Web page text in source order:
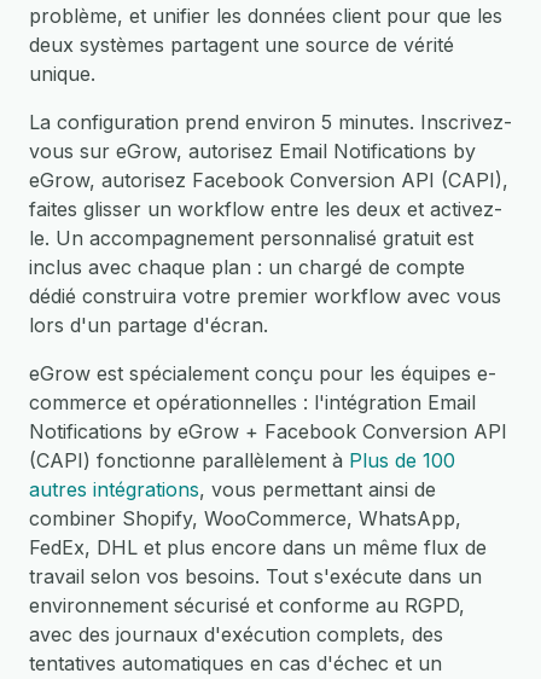
problème, et unifier les données client pour que les
deux systèmes partagent une source de vérité
unique.
La configuration prend environ 5 minutes. Inscrivez-
vous sur eGrow, autorisez Email Notifications by
eGrow, autorisez Facebook Conversion API (CAPI),
faites glisser un workflow entre les deux et activez-
le. Un accompagnement personnalisé gratuit est
inclus avec chaque plan : un chargé de compte
dédié construira votre premier workflow avec vous
lors d'un partage d'écran.
eGrow est spécialement conçu pour les équipes e-
commerce et opérationnelles : l'intégration Email
Notifications by eGrow + Facebook Conversion API
(CAPI) fonctionne parallèlement à Plus de 100
autres intégrations, vous permettant ainsi de
combiner Shopify, WooCommerce, WhatsApp,
FedEx, DHL et plus encore dans un même flux de
travail selon vos besoins. Tout s'exécute dans un
environnement sécurisé et conforme au RGPD,
avec des journaux d'exécution complets, des
tentatives automatiques en cas d'échec et un